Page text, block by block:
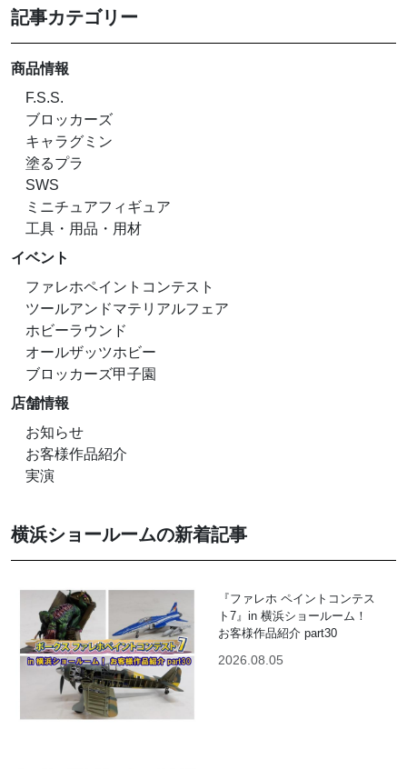
記事カテゴリー
商品情報
F.S.S.
ブロッカーズ
キャラグミン
塗るプラ
SWS
ミニチュアフィギュア
工具・用品・用材
イベント
ファレホペイントコンテスト
ツールアンドマテリアルフェア
ホビーラウンド
オールザッツホビー
ブロッカーズ甲子園
店舗情報
お知らせ
お客様作品紹介
実演
横浜ショールームの新着記事
『ファレホ ペイントコンテス
ト7』in 横浜ショールーム！
お客様作品紹介 part30
2026.08.05